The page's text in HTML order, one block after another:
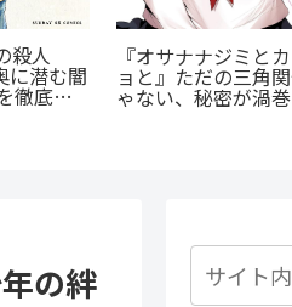
解説！
上がる至
公私で変わる凄ま
ャップ『志乃と恋
らすじ徹底紹介！
尊い百合の世界へ
の絆